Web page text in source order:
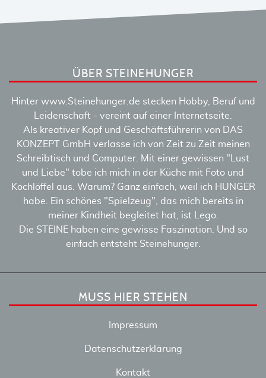
ÜBER STEINEHUNGER
Hinter www.Steinehunger.de stecken Hobby, Beruf und
Leidenschaft - vereint auf einer Internetseite.
Als kreativer Kopf und Geschäftsführerin von DAS
KONZEPT GmbH verlasse ich von Zeit zu Zeit meinen
Schreibtisch und Computer. Mit einer gewissen "Lust
und Liebe" tobe ich mich in der Küche mit Foto und
Kochlöffel aus. Warum? Ganz einfach, weil ich HUNGER
habe. Ein schönes "Spielzeug", das mich bereits in
meiner Kindheit begleitet hat, ist Lego.
Die STEINE haben eine gewisse Faszination. Und so
einfach entsteht Steinehunger.
MUSS HIER STEHEN
Impressum
Datenschutzerklärung
Kontakt